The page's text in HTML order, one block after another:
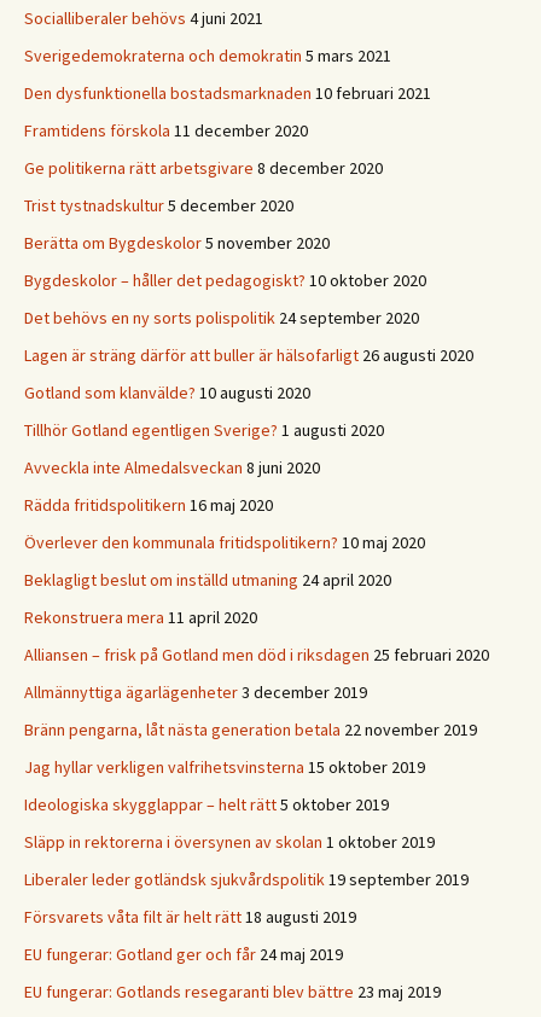
Socialliberaler behövs 4 juni 2021
Sverigedemokraterna och demokratin 5 mars 2021
Den dysfunktionella bostadsmarknaden 10 februari 2021
Framtidens förskola 11 december 2020
Ge politikerna rätt arbetsgivare 8 december 2020
Trist tystnadskultur5 december 2020
Berätta om Bygdeskolor5 november 2020
Bygdeskolor – håller det pedagogiskt? 10 oktober 2020
Det behövs en ny sorts polispolitik 24 september 2020
Lagen är sträng därför att buller är hälsofarligt 26 augusti 2020
Gotland som klanvälde? 10 augusti 2020
Tillhör Gotland egentligen Sverige? 1 augusti 2020
Avveckla inte Almedalsveckan 8 juni 2020
Rädda fritidspolitikern 16 maj 2020
Överlever den kommunala fritidspolitikern? 10 maj 2020
Beklagligt beslut om inställd utmaning 24 april 2020
Rekonstruera mera 11 april 2020
Alliansen – frisk på Gotland men död i riksdagen 25 februari 2020
Allmännyttiga ägarlägenheter3 december 2019
Bränn pengarna, låt nästa generation betala 22 november 2019
Jag hyllar verkligen valfrihetsvinsterna 15 oktober 2019
Ideologiska skygglappar – helt rätt5 oktober 2019
Släpp in rektorerna i översynen av skolan 1 oktober 2019
Liberaler leder gotländsk sjukvårdspolitik19 september 2019
Försvarets våta filt är helt rätt18 augusti 2019
EU fungerar: Gotland ger och får 24 maj 2019
EU fungerar: Gotlands resegaranti blev bättre 23 maj 2019